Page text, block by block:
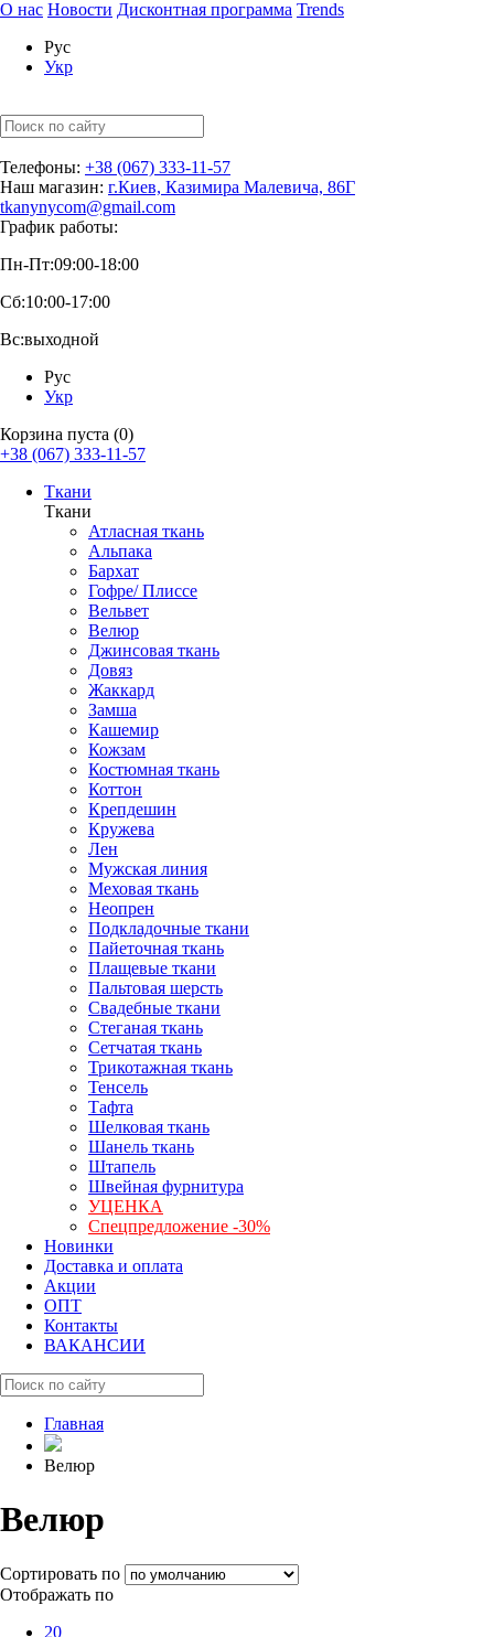
О нас Новости Дисконтная программа Trends
Рус
Укр
Телефоны: +38 (067) 333-11-57
Наш магазин: г.Киев, Казимира Малевича, 86Г
tkanynycom@gmail.com
График работы:
Пн-Пт:09:00-18:00
Сб:10:00-17:00
Вс:выходной
Рус
Укр
Корзина пуста (0)
+38 (067) 333-11-57
Ткани
Ткани
Атласная ткань
Альпака
Бархат
Гофре/ Плиссе
Вельвет
Велюр
Джинсовая ткань
Довяз
Жаккард
Замша
Кашемир
Кожзам
Костюмная ткань
Коттон
Крепдешин
Кружева
Лен
Мужская линия
Меховая ткань
Неопрен
Подкладочные ткани
Пайеточная ткань
Плащевые ткани
Пальтовая шерсть
Свадебные ткани
Стеганая ткань
Сетчатая ткань
Трикотажная ткань
Тенсель
Тафта
Шелковая ткань
Шанель ткань
Штапель
Швейная фурнитура
УЦЕНКА
Спецпредложение -30%
Новинки
Доставка и оплата
Акции
ОПТ
Контакты
ВАКАНСИИ
Главная
Велюр
Велюр
Сортировать по
Отображать по
20